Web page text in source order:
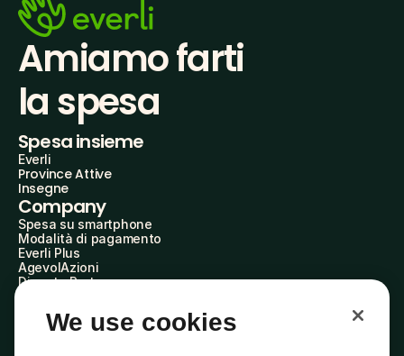
Amiamo farti
la spesa
Spesa insieme
Everli
Province Attive
Insegne
Company
Spesa su smartphone
Modalità di pagamento
Everli Plus
AgevolAzioni
Diventa Partner
Everli Shoppers
About Us
We use cookies